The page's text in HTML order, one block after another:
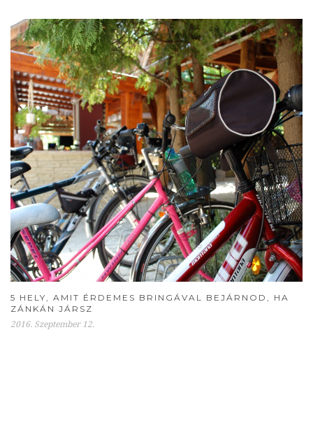
5 HELY, AMIT ÉRDEMES BRINGÁVAL BEJÁRNOD, HA
ZÁNKÁN JÁRSZ
2016. Szeptember 12.